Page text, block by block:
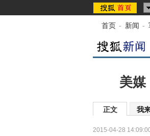
首页 - 新闻 -
美媒
正文 我
2015-04-28